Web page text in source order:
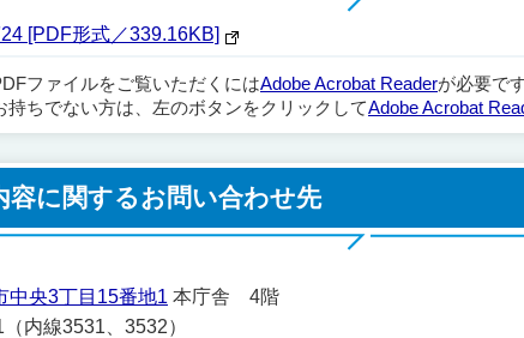
[PDF形式／339.16KB]
ファイルをご覧いただくにはAdobe Acrobat Readerが必要です
持ちでない方は、左のボタンをクリックしてAdobe Acrobat
容に関するお問い合わせ先
中央3丁目15番地1 本庁舎 4階
内線3531、3532）